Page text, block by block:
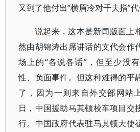
又到了他付出“横眉冷对千夫指”代
说起来，这本是新闻版面上
然由胡锦涛出席讲话的文代会作
场上的“各说各话”，但至少没
性、负面事件。但这种难得的平
了，因为一则来自外交部网站
日，中国援助马其顿校车项目交
行。中国政府代表驻马其顿大使